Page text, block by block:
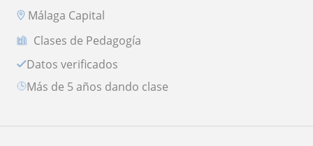
Málaga Capital
Clases de Pedagogía
Datos verificados
más de 5 años dando clase